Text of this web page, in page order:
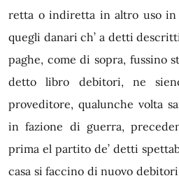
retta o indiretta in altro uso in
quegli danari ch’ a detti
paghe, come di sopra, fussino
detto libro debitori, ne
proveditore, qualunche volta
in fazione di guerra,
prima el partito de’ detti
casa si faccino di nuovo